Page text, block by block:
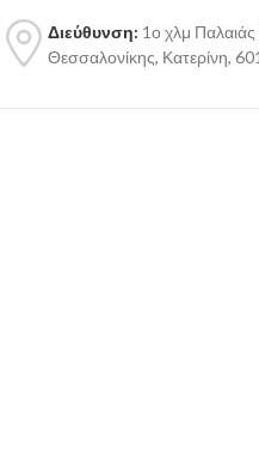
Διεύθυνση: 1ο χλμ
Θεσσαλονίκης, Κατερίνη,